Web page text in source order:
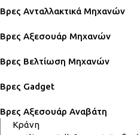
Βρες Ανταλλακτικά Μηχανών
Βρες Αξεσουάρ Μηχανών
Βρες Βελτίωση Μηχανών
Βρες Gadget
Βρες Αξεσουάρ Αναβάτη
Κράνη